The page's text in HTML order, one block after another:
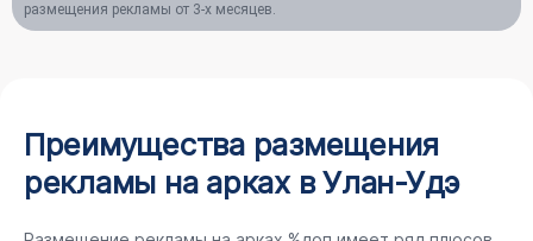
размещения рекламы от 3-х месяцев.
Преимущества размещения
рекламы на арках в Улан-Удэ